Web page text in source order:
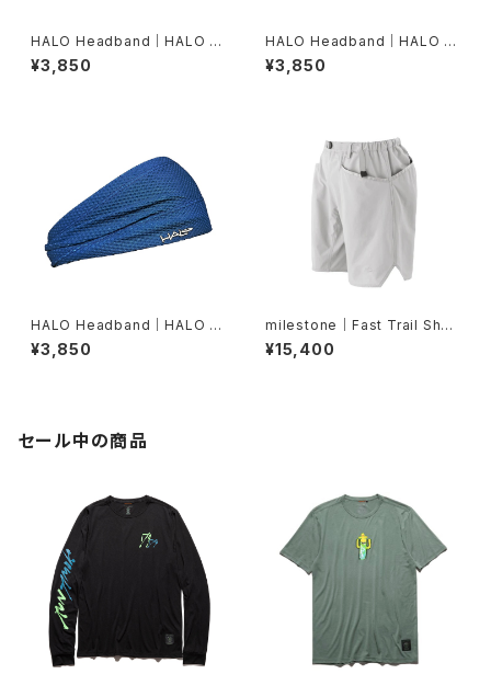
HALO Headband｜HALO バ
ンディット JP（Vinst）
¥3,850
HALO Headband｜HALO バ
ンディット JP（dusk）
¥3,850
HALO Headband｜HALO バ
ンディット JP（Air Abyss Blu
e）
¥3,850
milestone｜Fast Trail Shor
ts（グレーシャーシルバー）
¥15,400
セール中の商品